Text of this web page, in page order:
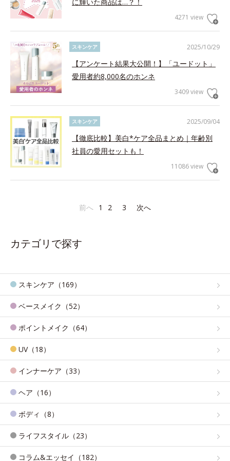
4271 view
2025/10/29
スキンケア
【アンケート結果大公開！】「ユードット」
愛用者約8,000名のホンネ
3409 view
2025/09/04
スキンケア
【徹底比較】美白*ケア全品まとめ｜年齢別
社員の愛用セットも！
11086 view
前へ 1 2 3 次へ
カテゴリで探す
スキンケア（169）
ベースメイク（52）
ポイントメイク（64）
UV（18）
インナーケア（33）
ヘア（16）
ボディ（8）
ライフスタイル（23）
コラム&エッセイ（182）